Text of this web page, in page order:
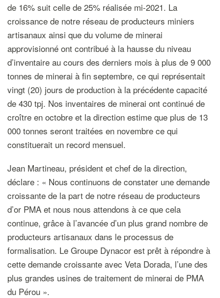
de 16% suit celle de 25% réalisée mi-2021. La
croissance de notre réseau de producteurs miniers
artisanaux ainsi que du volume de minerai
approvisionné ont contribué à la hausse du niveau
d’inventaire au cours des derniers mois à plus de 9 000
tonnes de minerai à fin septembre, ce qui représentait
vingt (20) jours de production à la précédente capacité
de 430 tpj. Nos inventaires de minerai ont continué de
croître en octobre et la direction estime que plus de 13
000 tonnes seront traitées en novembre ce qui
constituerait un record mensuel.
Jean Martineau, président et chef de la direction,
déclare : « Nous continuons de constater une demande
croissante de la part de notre réseau de producteurs
d’or PMA et nous nous attendons à ce que cela
continue, grâce à l’avancée d’un plus grand nombre de
producteurs artisanaux dans le processus de
formalisation. Le Groupe Dynacor est prêt à répondre à
cette demande croissante avec Veta Dorada, l’une des
plus grandes usines de traitement de minerai de PMA
du Pérou ».